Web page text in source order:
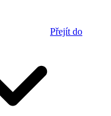
Přejít do